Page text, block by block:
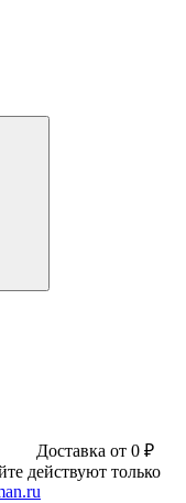
Доставка от 0 ₽
действуют только